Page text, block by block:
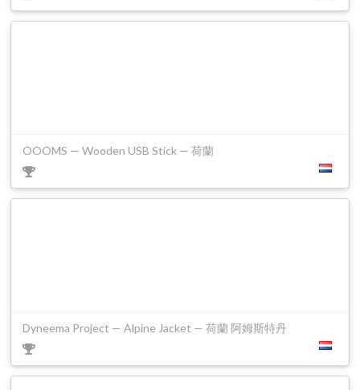
OOOMS — Wooden USB Stick — 荷蘭
Dyneema Project — Alpine Jacket — 荷蘭 阿姆斯特丹